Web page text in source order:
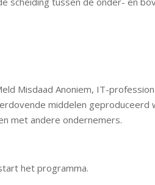
Misdaad Anoniem, IT-
middelen geproduceerd
met andere ondernemers.
het programma.